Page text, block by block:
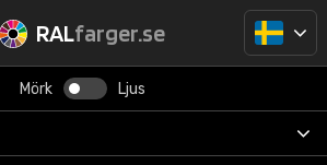
RALfarger.se
Mörk Ljus